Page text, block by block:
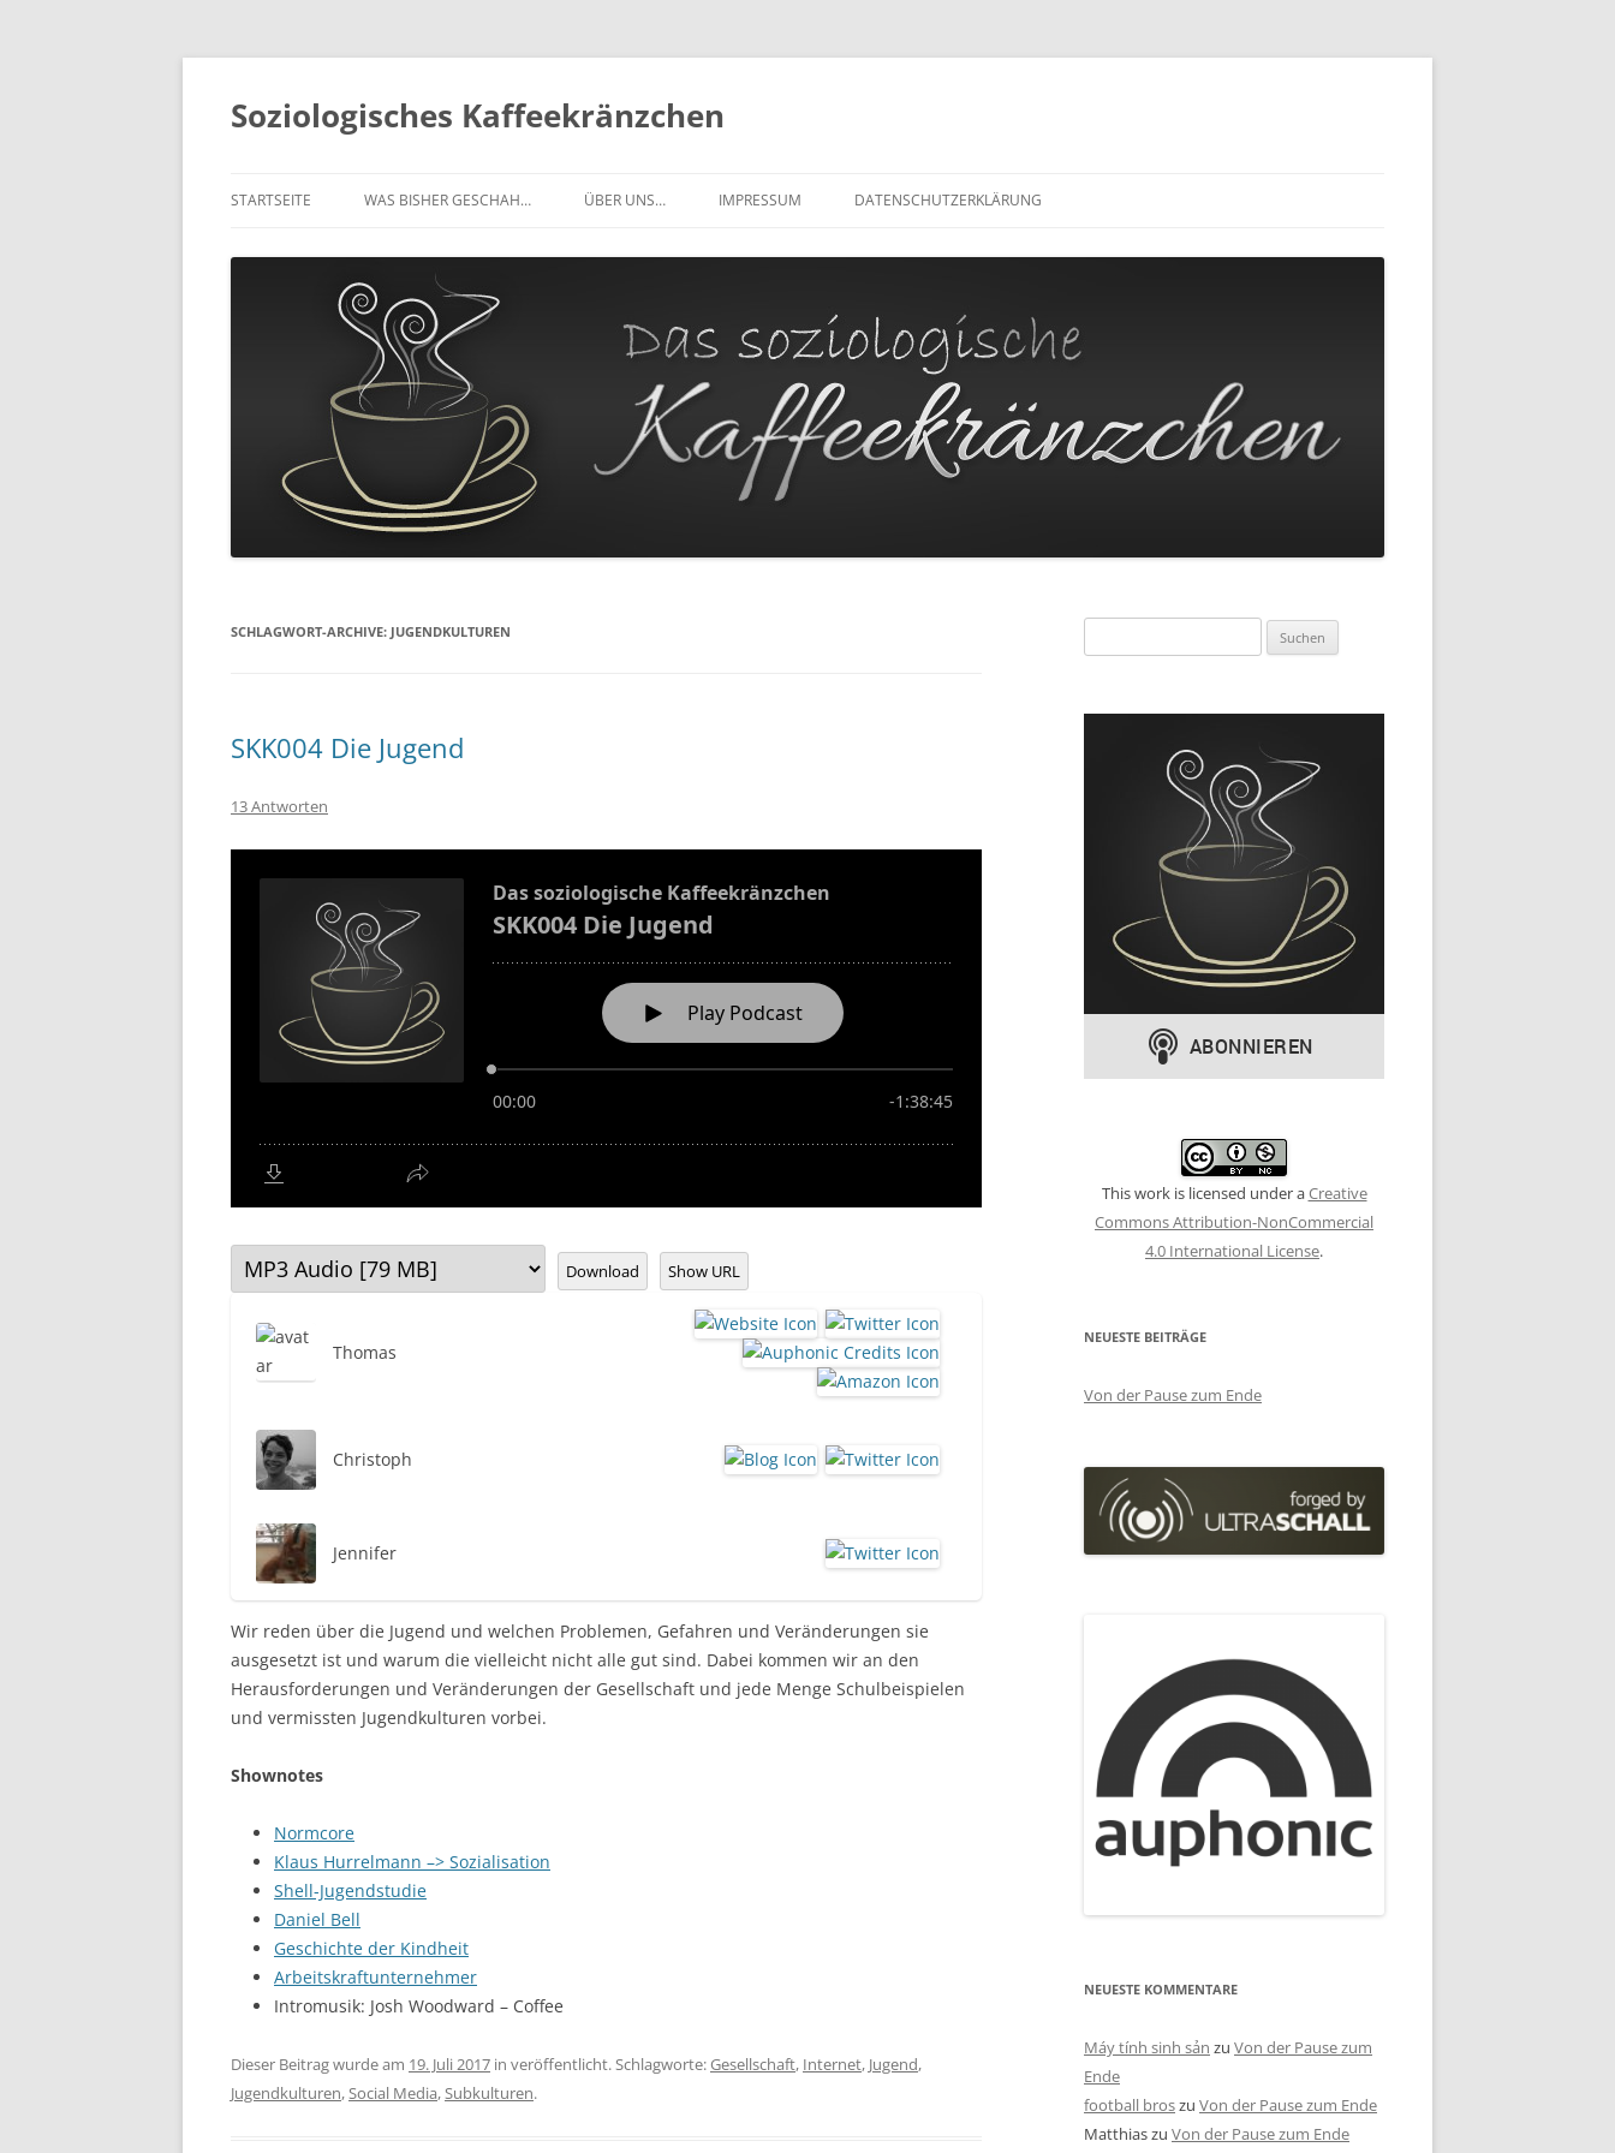
Soziologisches Kaffeekränzchen
STARTSEITE WAS BISHER GESCHAH… ÜBER UNS… IMPRESSUM DATENSCHUTZERKLÄRUNG
SCHLAGWORT-ARCHIVE: JUGENDKULTUREN
SKK004 Die Jugend
13 Antworten
Download Show URL
Thomas
Christoph
Jennifer
Wir reden über die Jugend und welchen Problemen, Gefahren und Veränderungen sie
ausgesetzt ist und warum die vielleicht nicht alle gut sind. Dabei kommen wir an den
Herausforderungen und Veränderungen der Gesellschaft und jede Menge Schulbeispielen
und vermissten Jugendkulturen vorbei.
Shownotes
Normcore
Klaus Hurrelmann –> Sozialisation
Shell-Jugendstudie
Daniel Bell
Geschichte der Kindheit
Arbeitskraftunternehmer
Intromusik: Josh Woodward – Coffee
Dieser Beitrag wurde am 19. Juli 2017 in veröffentlicht. Schlagworte:Gesellschaft, Internet, Jugend,
Jugendkulturen,Social Media,Subkulturen.
nach:
This work is licensed under aCreative
Commons Attribution-NonCommercial
4.0 International License.
NEUESTE BEITRÄGE
Von der Pause zum Ende
NEUESTE KOMMENTARE
Máy tính sinh sản zu Von der Pause zum
Ende
football broszu Von der Pause zum Ende
Matthiaszu Von der Pause zum Ende